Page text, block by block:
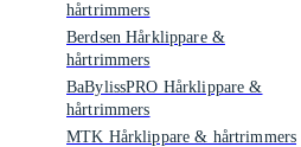
hårtrimmers
Berdsen Hårklippare &
hårtrimmers
BaBylissPRO Hårklippare &
hårtrimmers
MTK Hårklippare & hårtrimmers